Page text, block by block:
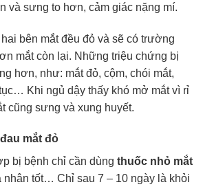
và sưng to hơn, cảm giác nặng mí.
bên mắt đều đỏ và sẽ có trường
mắt còn lại. Những triệu chứng bị
hơn, như: mắt đỏ, cộm, chói mắt,
Khi ngủ dậy thấy khó mở mắt vì rỉ
cũng sưng và xung huyết.
mắt đỏ
bị bệnh chỉ cần dùng thuốc nhỏ mắt
tốt… Chỉ sau 7 – 10 ngày là khỏi